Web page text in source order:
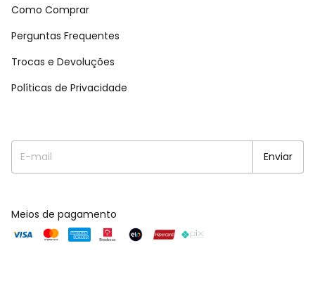
Como Comprar
Perguntas Frequentes
Trocas e Devoluções
Políticas de Privacidade
Meios de pagamento